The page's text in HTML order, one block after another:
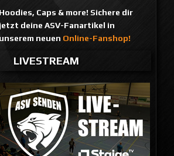
Hoodies, Caps & more! Sichere dir
jetzt deine ASV-Fanartikel in
unserem neuen Online-Fanshop!
LIVESTREAM